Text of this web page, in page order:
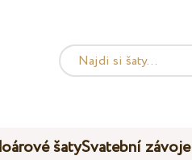
šatySvatební závoje